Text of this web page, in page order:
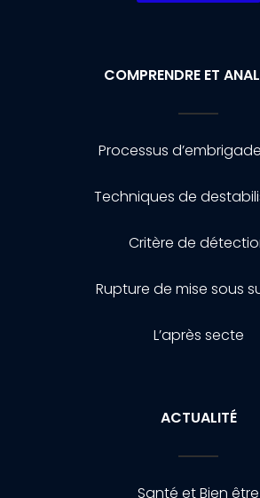
COMPRENDRE ET
Processus
Techniques de
Critère de
Rupture de mise sous
L’après secte
ACTUALITÉ
Santé et Bien être